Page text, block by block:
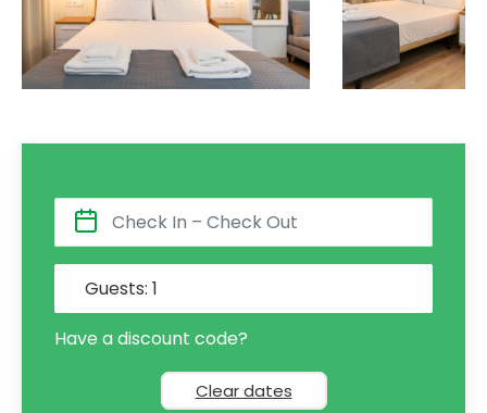
Guests: 1
Have a discount code?
Clear dates